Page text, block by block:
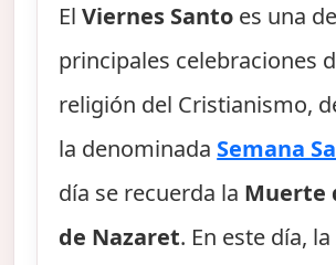
ElViernes Santo es una
principales celebraciones
religión del Cristianismo,
la denominada Semana
día se recuerda la Muerte
de Nazaret. En este día,